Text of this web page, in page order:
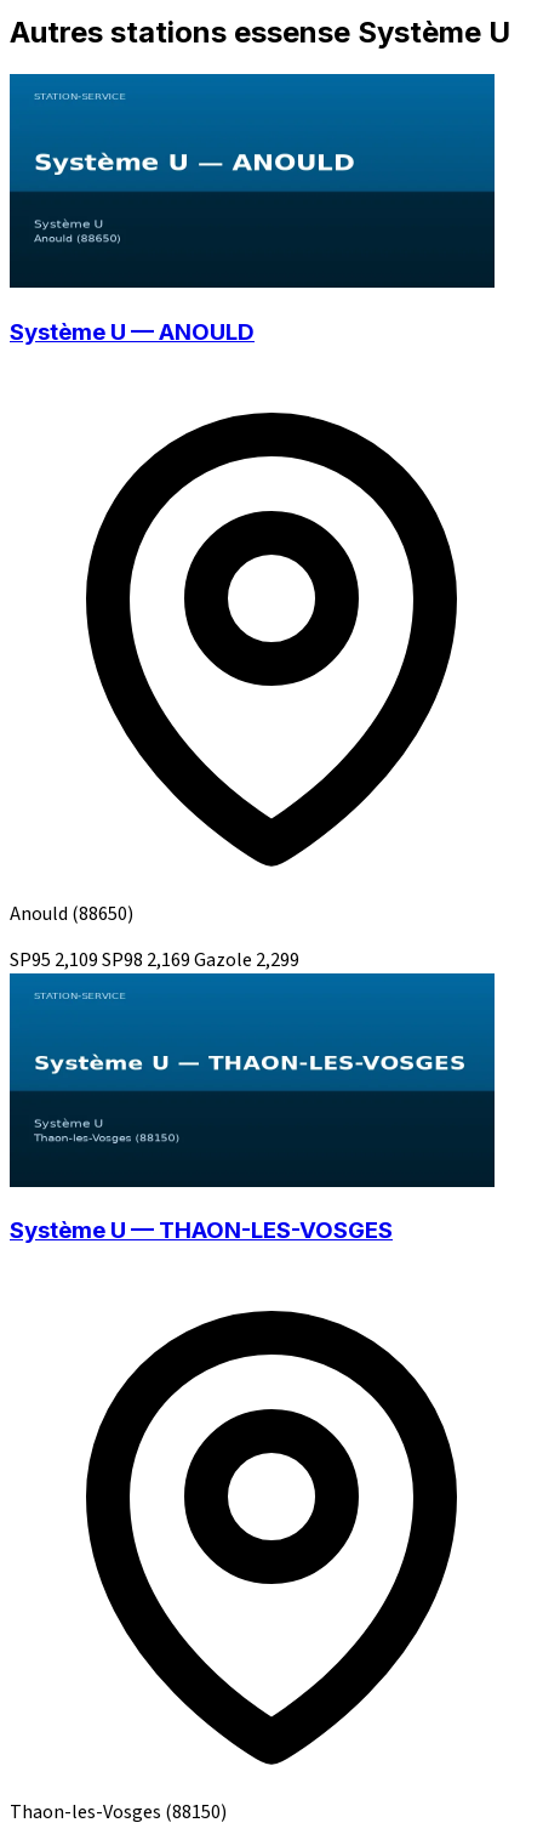
Autres stations essense Système U
Système U — ANOULD
Anould (88650)
SP95 2,109SP98 2,169Gazole 2,299
Système U — THAON-LES-VOSGES
Thaon-les-Vosges (88150)